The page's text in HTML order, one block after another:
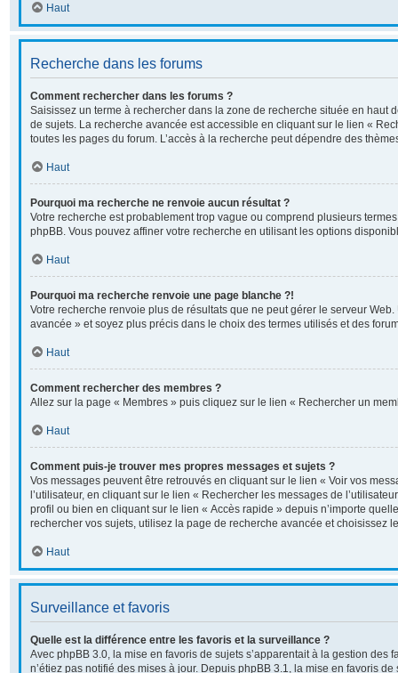
Haut
Recherche dans les forums
Comment rechercher dans les forums ?
Saisissez un terme à rechercher dans la zone de recherche située en haut
de sujets. La recherche avancée est accessible en cliquant sur le lien «
toutes les pages du forum. L’accès à la recherche peut dépendre des
Haut
Pourquoi ma recherche ne renvoie aucun résultat ?
Votre recherche est probablement trop vague ou comprend plusieurs
phpBB. Vous pouvez affiner votre recherche en utilisant les options
Haut
Pourquoi ma recherche renvoie une page blanche ?!
Votre recherche renvoie plus de résultats que ne peut gérer le serveur
avancée » et soyez plus précis dans le choix des termes utilisés et des
Haut
Comment rechercher des membres ?
Allez sur la page « Membres » puis cliquez sur le lien « Rechercher un
Haut
Comment puis-je trouver mes propres messages et sujets ?
Vos messages peuvent être retrouvés en cliquant sur le lien « Voir vos
l’utilisateur, en cliquant sur le lien « Rechercher les messages de
profil ou bien en cliquant sur le lien « Accès rapide » depuis n’importe
rechercher vos sujets, utilisez la page de recherche avancée et choisissez
Haut
Surveillance et favoris
Quelle est la différence entre les favoris et la surveillance ?
Avec phpBB 3.0, la mise en favoris de sujets s’apparentait à la gestion des
n’étiez pas notifié des mises à jour. Depuis phpBB 3.1, la mise en favoris